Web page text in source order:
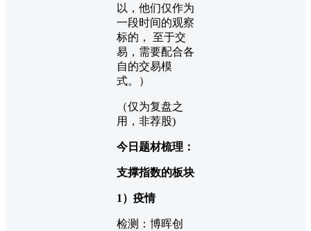
以，他们仅作为
一段时间的观察
标的， 至于交
易，需要配合各
自的交易模
式。）
（仅为复盘之
用，非荐股)
今日题材梳理：
支撑指数的板块
1）疫情
检测：博晖创